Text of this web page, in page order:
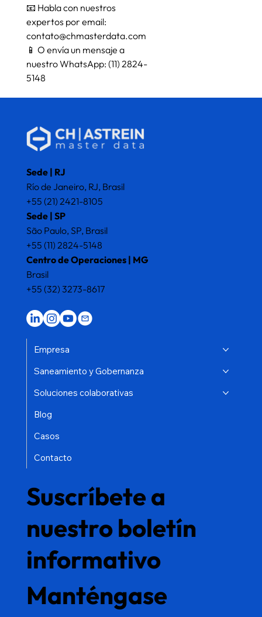
📧 Habla con nuestros
expertos por email:
contato@chmasterdata.com
📱 O envía un mensaje a
nuestro WhatsApp: (11) 2824-
5148
Sede | RJ
Río de Janeiro, RJ, Brasil
+55 (21) 2421-8105
Sede | SP
São Paulo, SP, Brasil
+55 (11) 2824-5148
Centro de Operaciones | MG
Brasil
+55 (32) 3273-8617
Empresa
Saneamiento y Gobernanza
Soluciones colaborativas
Blog
Casos
Contacto
Suscríbete a
nuestro boletín
informativo
Manténgase